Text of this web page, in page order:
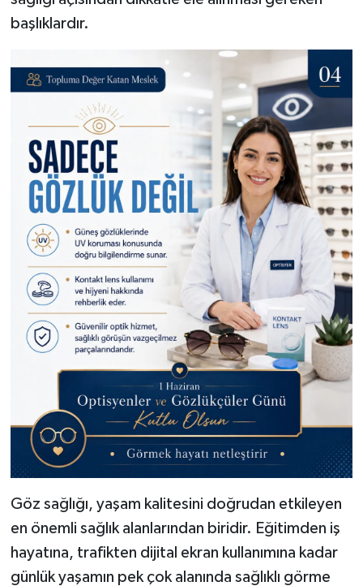
başlıklardır.
Göz sağlığı, yaşam kalitesini doğrudan etkileyen
en önemli sağlık alanlarından biridir. Eğitimden iş
hayatına, trafikten dijital ekran kullanımına kadar
günlük yaşamın pek çok alanında sağlıklı görme